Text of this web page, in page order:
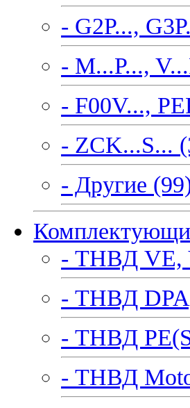
- G2P...,
- M...P...,
- F00V...,
- ZCK...S...
- Другие
- ТНВД VE,
- ТНВД
- ТНВД
- ТНВД